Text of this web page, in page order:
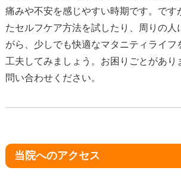
痛みや不安を感じやすい時期です。です
たセルフケア方法を試したり、周りの人
がら、少しでも快適なマタニティライフ
工夫してみましょう。お困りごとがあり
問い合わせください。
当院へのアクセス